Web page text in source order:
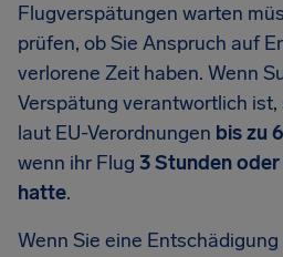
Flugverspätungen warten
prüfen, ob Sie Anspruch auf
verlorene Zeit haben. Wenn
Verspätung verantwortlich
laut EU-Verordnungen bis zu
wenn ihr Flug 3 Stunden
hatte.
Wenn Sie eine